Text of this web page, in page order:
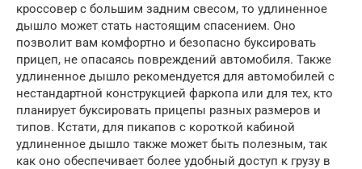
кроссовер с большим задним свесом, то удлиненное
дышло может стать настоящим спасением. Оно
позволит вам комфортно и безопасно буксировать
прицеп, не опасаясь повреждений автомобиля. Также
удлиненное дышло рекомендуется для автомобилей с
нестандартной конструкцией фаркопа или для тех, кто
планирует буксировать прицепы разных размеров и
типов. Кстати, для пикапов с короткой кабиной
удлиненное дышло также может быть полезным, так
как оно обеспечивает более удобный доступ к грузу в